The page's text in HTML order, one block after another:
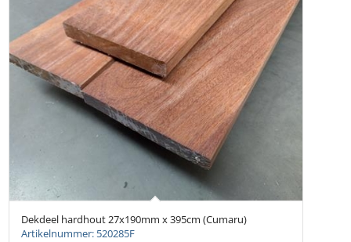
Dekdeel hardhout 27x190mm x 395cm (Cumaru)
Artikelnummer: 520285F